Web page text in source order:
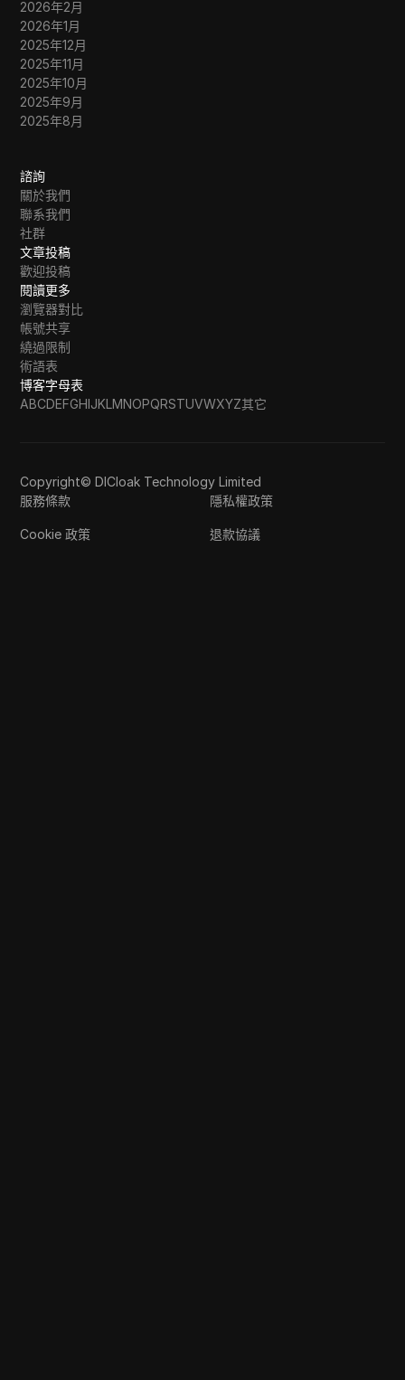
2026年2月
2026年1月
2025年12月
2025年11月
2025年10月
2025年9月
2025年8月
諮詢
關於我們
聯系我們
社群
文章投稿
歡迎投稿
閱讀更多
瀏覽器對比
帳號共享
繞過限制
術語表
博客字母表
ABCDEFGHIJKLMNOPQRSTUVWXYZ其它
Copyright© DICloak Technology Limited
服務條款
隱私權政策
Cookie 政策 退款協議